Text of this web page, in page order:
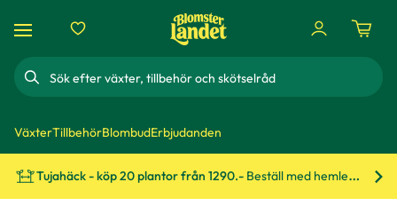
Sök
VäxterTillbehörBlombudErbjudanden
Tujahäck - köp 20 plantor från 1290.- Beställ med hemleverans!